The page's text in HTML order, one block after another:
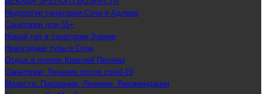
Недорогие санатории Сочи и Адлера
Санатории для 55+
Новый год в санатории Знание
Новогодние туры в Сочи
Отдых в отелях Красной Поляны
Санатории: Лечение после covid-19
Мацеста: Показания. Лечение. Рекомендации